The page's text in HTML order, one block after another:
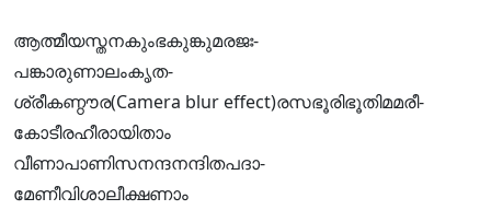
ആത്മീയസ്തനകുംഭകുങ്കുമരജഃ-
പങ്കാരുണാലംകൃത-
ശ്രീകണ്ഠൗര(Camera blur effect)രസഭൂരിഭൂതിമമരീ-
കോടീരഹീരായിതാം
വീണാപാണിസനന്ദനന്ദിതപദാ-
മേണീവിശാലീക്ഷണാം